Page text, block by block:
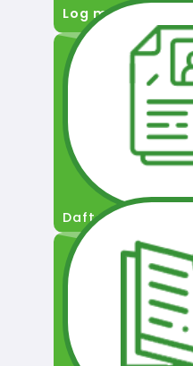
Log masuk
Daftar Pengguna